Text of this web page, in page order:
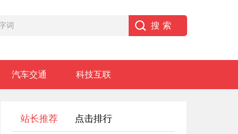
汽车交通 科技互联
站长推荐 点击排行